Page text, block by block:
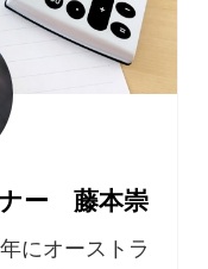
ー 藤本崇
にオーストラ